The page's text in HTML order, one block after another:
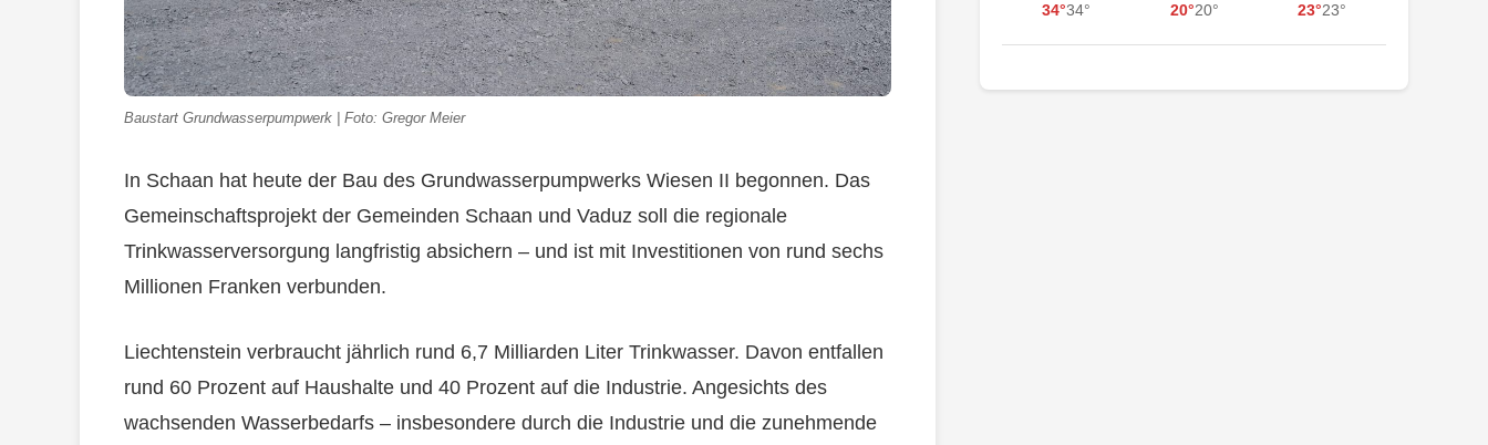
Baustart Grundwasserpumpwerk | Foto: Gregor Meier
In Schaan hat heute der Bau des Grundwasserpumpwerks Wiesen II begonnen. Das
Gemeinschaftsprojekt der Gemeinden Schaan und Vaduz soll die regionale
Trinkwasserversorgung langfristig absichern – und ist mit Investitionen von rund sechs
Millionen Franken verbunden.
Liechtenstein verbraucht jährlich rund 6,7 Milliarden Liter Trinkwasser. Davon entfallen
rund 60 Prozent auf Haushalte und 40 Prozent auf die Industrie. Angesichts des
wachsenden Wasserbedarfs – insbesondere durch die Industrie und die zunehmende
34°34° 20°20° 23°23°